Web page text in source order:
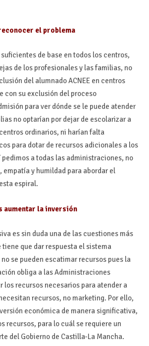
el problema
de base en todos los centros,
de los profesionales y las familias, no
del alumnado ACNEE en centros
con su exclusión del proceso
para ver dónde se le puede atender
no optarían por dejar de escolarizar a
ordinarios, ni harían falta
para dotar de recursos adicionales a los
pedimos a todas las administraciones, no
empatía y humildad para abordar el
espiral.
aumentar la inversión
es sin duda una de las cuestiones más
tiene que dar respuesta el sistema
se pueden escatimar recursos pues la
obliga a las Administraciones
los recursos necesarios para atender a
recursos, no marketing. Por ello,
económica de manera significativa,
recursos, para lo cuál se requiere un
del Gobierno de Castilla-La Mancha.